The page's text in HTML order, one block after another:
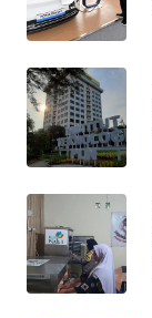
UMKM
WAHANA
SELEB
WAHANA
WAHANA
OTOMOTIF